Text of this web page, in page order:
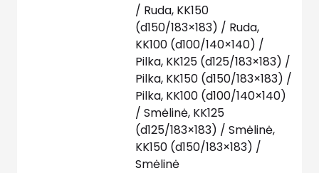
/ Ruda, KK150
(d150/183×183) / Ruda,
KK100 (d100/140×140) /
Pilka, KK125 (d125/183×183) /
Pilka, KK150 (d150/183×183) /
Pilka, KK100 (d100/140×140)
/ Smėlinė, KK125
(d125/183×183) / Smėlinė,
KK150 (d150/183×183) /
Smėlinė